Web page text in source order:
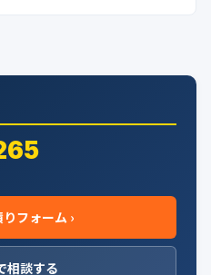
フォーム ›
相談する